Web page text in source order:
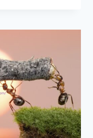
الشارقة
فورية